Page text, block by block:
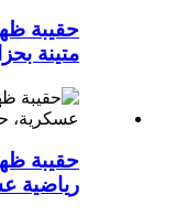
حقيبة
متينة
حقيبة
رياضية